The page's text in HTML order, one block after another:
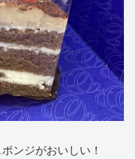
ンジがおいしい！